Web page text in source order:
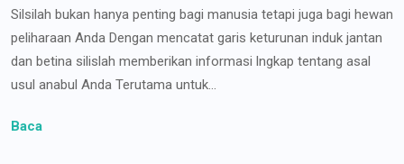
Silsilah bukan hanya penting bagi manusia tetapi juga bagi hewan
peliharaan Anda Dengan mencatat garis keturunan induk jantan
dan betina silislah memberikan informasi lngkap tentang asal
usul anabul Anda Terutama untuk...
Baca